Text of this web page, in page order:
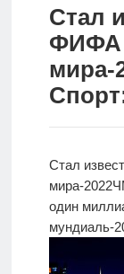
Документы
Контакты
Новости
Родителям
нас
Версия для
Стал
ФИФА
мира-
Стал
мира-2022
один
мундиаль-